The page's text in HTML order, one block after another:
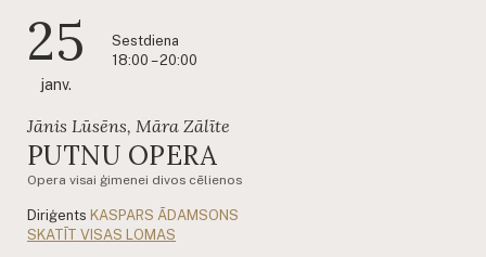
25
janv.
Sestdiena
18:00 – 20:00
Jānis Lūsēns, Māra Zālīte
PUTNU OPERA
Opera visai ģimenei divos cēlienos
Diriģents KASPARS ĀDAMSONS
SKATĪT VISAS LOMAS